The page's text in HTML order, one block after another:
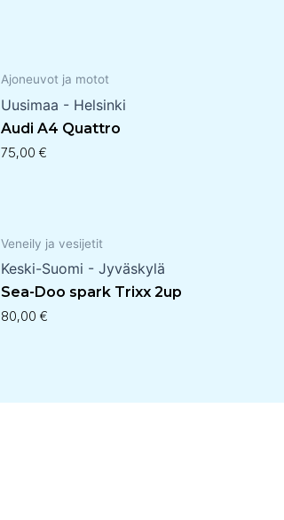
Ajoneuvot ja motot
Uusimaa - Helsinki
Audi A4 Quattro
75,00 €
Veneily ja vesijetit
Keski-Suomi - Jyväskylä
Sea-Doo spark Trixx 2up
80,00 €